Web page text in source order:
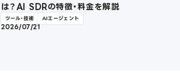
は？AI SDRの特徴・料金を解説
ツール・技術 AIエージェント
2026/07/21